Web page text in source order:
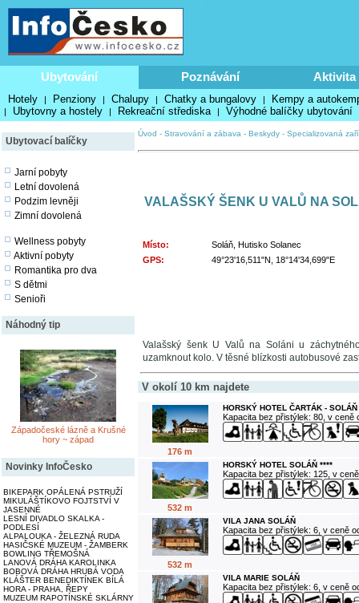
Ubytování Poznávání Aktivita
Hotely | Penziony | Chalupy | Chatky a bungalovy | Kempy a
| Ubytovny a hostely | Rekreační střediska | Výhodné balíčky ubytování
Ubytovací balíčky
Jarní pobyty
Letní dovolená
Podzim levněji
Zimní dovolená
Wellness pobyty
Aktivní pobyty
Romantika pro dva
S dětmi
Senioři
Náhodný tip
Západočeské lázně a Krušné
hory ~ západ
Novinky InfoČesko
BIKEPARK OPÁLENÁ PSTRUŽÍ
MIKULÁŠTÍKOVO FOJTSTVÍ V
JASENNÉ
LESNÍ DIVADLO SKALKA -
PODLESÍ
ALPALOUKA - ŽELEZNÁ RUDA
HASIČSKÉ MUZEUM - ŽAMBERK
BOWLING TŘEMOŠNÁ
LANOVÁ DRÁHA KAROLINKA
BOBOVÁ DRÁHA HRUBÁ VODA
KLÁŠTER BENEDIKTÍNEK BÍLÁ
HORA - PRAHA, ŘEPY
MUZEUM RAPOTÍNSKÉ SKLÁRNY
Úvod - Stravování a zábava - Beskydy - Specializovaná
VALAŠSKÝ ŠENK U VALŮ NA
Místo:
Soláň, Hutisko Solanec
GPS:
49°23'16,511"N, 18°14'34,699"E
Valašský šenk U Valů na Soláni u
uzamknout kolo. V těsné blízkosti autobusové
V okolí 10 km najdete
176 m
HORSKÝ HOTEL ČARTÁK - SOLÁŇ
Kapacita bez přistýlek: 80, v ceně
532 m
HORSKÝ HOTEL SOLÁŇ ****
Kapacita bez přistýlek: 125, v
532 m
VILA JANA SOLÁŇ
Kapacita bez přistýlek: 6, v ceně
VILA MARIE SOLÁŇ
Kapacita bez přistýlek: 6, v ceně